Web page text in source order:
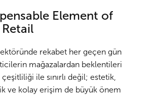
Element of
rekabet her geçen gün
mağazalardan beklentileri
ile sınırlı değil; estetik,
ve kolay erişim de büyük önem